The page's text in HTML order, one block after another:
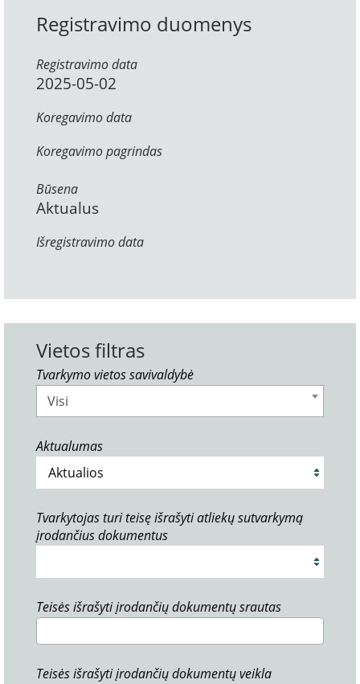
Registravimo duomenys
Registravimo data
2025-05-02
Koregavimo data
Koregavimo pagrindas
Būsena
Aktualus
Išregistravimo data
Vietos filtras
Tvarkymo vietos savivaldybė
Visi
Aktualumas
Tvarkytojas turi teisę išrašyti atliekų sutvarkymą
įrodančius dokumentus
Teisės išrašyti įrodančių dokumentų srautas
Teisės išrašyti įrodančių dokumentų veikla